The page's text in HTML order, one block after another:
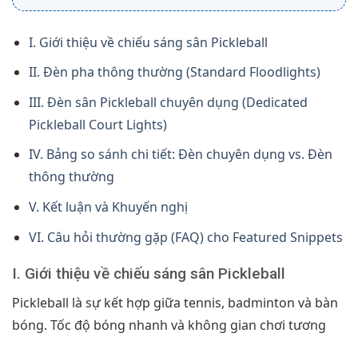
I. Giới thiệu về chiếu sáng sân Pickleball
II. Đèn pha thông thường (Standard Floodlights)
III. Đèn sân Pickleball chuyên dụng (Dedicated
Pickleball Court Lights)
IV. Bảng so sánh chi tiết: Đèn chuyên dụng vs. Đèn
thông thường
V. Kết luận và Khuyến nghị
VI. Câu hỏi thường gặp (FAQ) cho Featured Snippets
I. Giới thiệu về chiếu sáng sân Pickleball
Pickleball là sự kết hợp giữa tennis, badminton và bàn
bóng. Tốc độ bóng nhanh và không gian chơi tương